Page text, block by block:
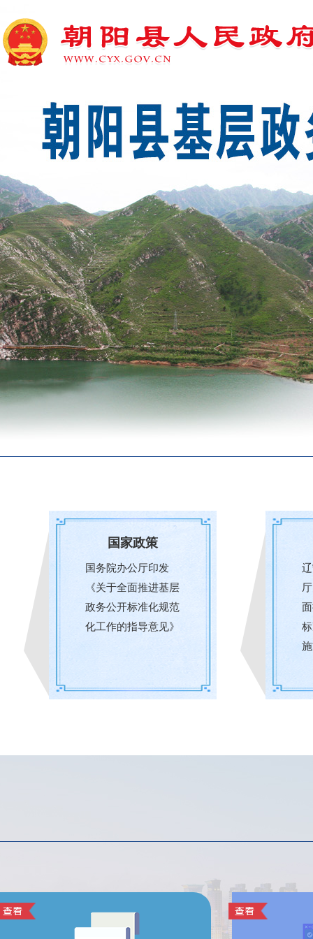
国家政策
国务院办公厅印发
《关于全面推进基层
政务公开标准化规范
化工作的指导意见》